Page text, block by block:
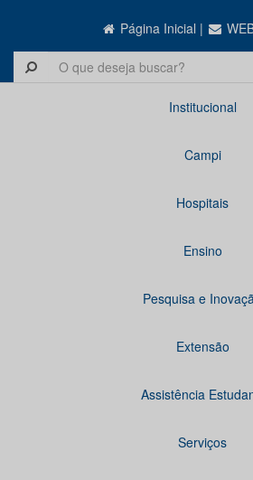
Página Inicial |
Institucional
Campi
Hospitais
Ensino
Pesquisa e
Extensão
Assistência
Serviços